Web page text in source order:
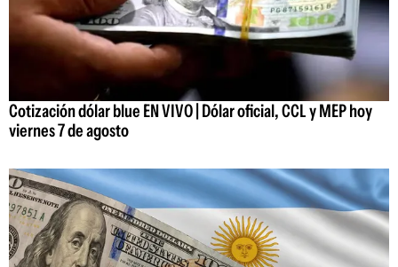
Cotización dólar blue EN VIVO | Dólar oficial, CCL y MEP hoy
viernes 7 de agosto